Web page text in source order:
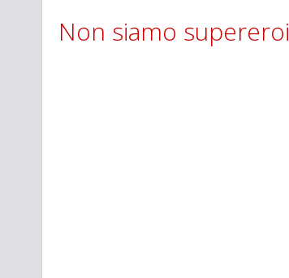
Non siamo supereroi